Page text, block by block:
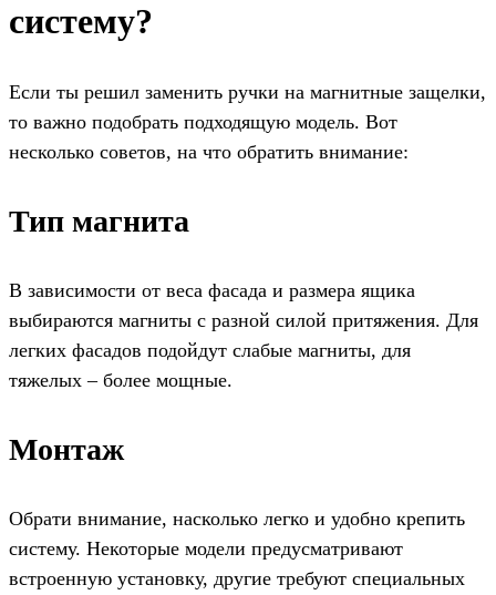
систему?
Если ты решил заменить ручки на магнитные защелки,
то важно подобрать подходящую модель. Вот
несколько советов, на что обратить внимание:
Тип магнита
В зависимости от веса фасада и размера ящика
выбираются магниты с разной силой притяжения. Для
легких фасадов подойдут слабые магниты, для
тяжелых – более мощные.
Монтаж
Обрати внимание, насколько легко и удобно крепить
систему. Некоторые модели предусматривают
встроенную установку, другие требуют специальных